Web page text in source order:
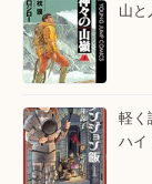
山と
軽く
ハイ